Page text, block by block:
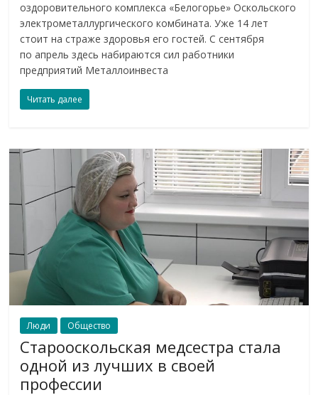
оздоровительного комплекса «Белогорье» Оскольского
электрометаллургического комбината. Уже 14 лет
стоит на страже здоровья его гостей. С сентября
по апрель здесь набираются сил работники
предприятий Металлоинвеста
Читать далее
Люди Общество
Старооскольская медсестра стала
одной из лучших в своей
профессии